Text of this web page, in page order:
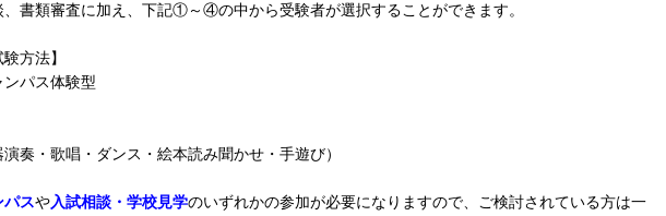
、書類審査に加え、下記①～④の中から受験者が選択することができます。
方法】
パス体験型
奏・歌唱・ダンス・絵本読み聞かせ・手遊び）
パスや入試相談・ 学校見学のいずれかの参加が必要になりますので、ご検討されている方は一